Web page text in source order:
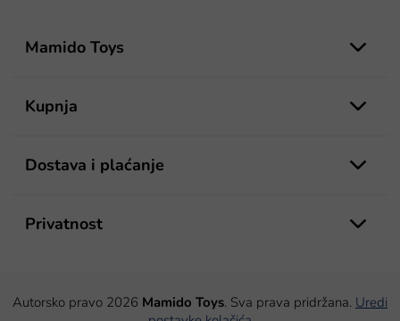
Mamido Toys
Kupnja
Dostava i plaćanje
Privatnost
Autorsko pravo 2026 Mamido Toys. Sva prava pridržana. Uredi